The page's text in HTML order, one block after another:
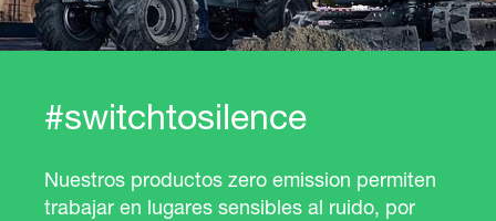
Construcción de una ruta
para bicicletas de montaña
#switchtozero
Las máquinas de construcción
nuestra serie zero emission protegen a